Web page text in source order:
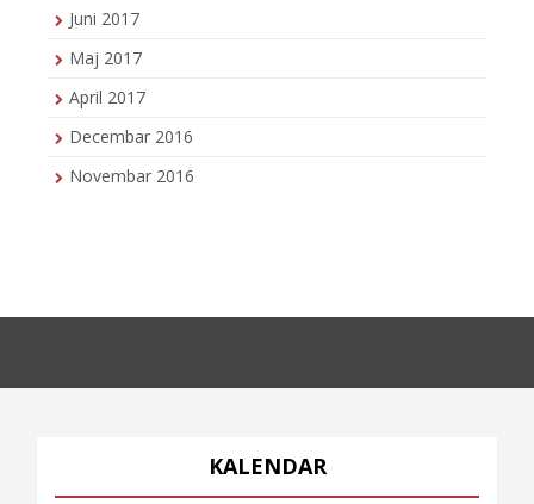
Juni 2017
Maj 2017
April 2017
Decembar 2016
Novembar 2016
KALENDAR